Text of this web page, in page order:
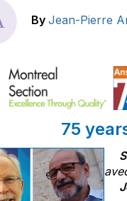
By Jean-Pierre
75